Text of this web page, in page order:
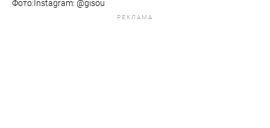
Фото:​​​​​​​Instagram: @gisou
РЕКЛАМА